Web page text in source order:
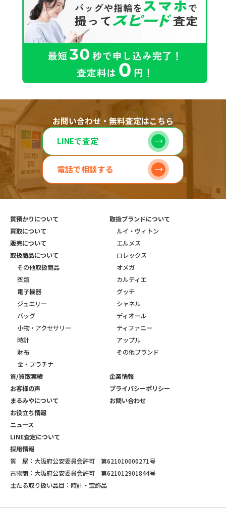
お問い合わせ・無料査定はこちら
LINEで査定
電話で相談する
質預かりについて
買取について
販売について
取扱商品について
その他取扱商品
衣類
電子機器
ジュエリー
バッグ
小物・アクセサリー
時計
財布
金・プラチナ
取扱ブランドについて
ルイ・ヴィトン
エルメス
ロレックス
オメガ
カルティエ
グッチ
シャネル
ディオール
ティファニー
アップル
その他ブランド
質/買取実績
お客様の声
まるみやについて
お役立ち情報
ニュース
LINE査定について
採用情報
企業情報
プライバシーポリシー
お問い合わせ
質 屋：大阪府公安委員会許可 第621010000271号
古物商：大阪府公安委員会許可 第621012901844号
主たる取り扱い品目：時計・宝飾品